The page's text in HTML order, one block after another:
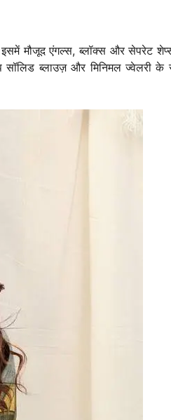
मौजूद एंगल्स, ब्लॉक्स और सेपरेट
ब्लाउज़ और मिनिमल ज्वेलरी